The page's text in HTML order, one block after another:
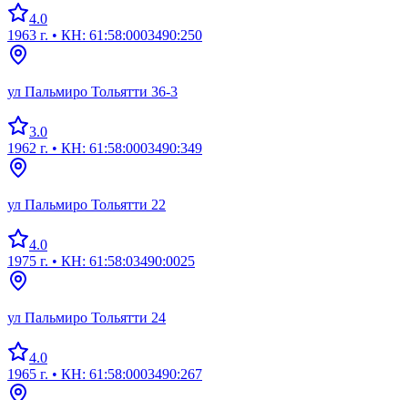
4.0
1963 г. • КН: 61:58:0003490:250
ул Пальмиро Тольятти 36-3
3.0
1962 г. • КН: 61:58:0003490:349
ул Пальмиро Тольятти 22
4.0
1975 г. • КН: 61:58:03490:0025
ул Пальмиро Тольятти 24
4.0
1965 г. • КН: 61:58:0003490:267